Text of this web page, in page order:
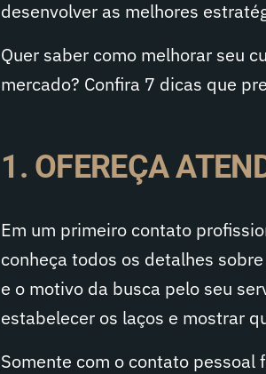
desenvolver as melhores
Quer saber como melhorar seu
mercado? Confira 7 dicas que
1. OFEREÇA
Em um primeiro contato
conheça todos os detalhes
e o motivo da busca pelo seu
estabelecer os laços e mostrar
Somente com o contato